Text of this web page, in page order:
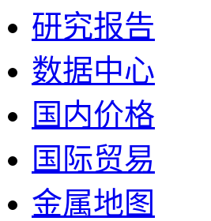
研究报告
数据中心
国内价格
国际贸易
金属地图